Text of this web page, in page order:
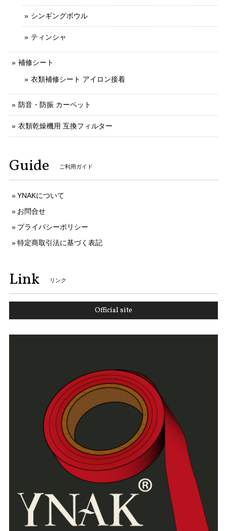
シンギングボウル
ティンシャ
補修シート
衣類補修シート アイロン接着
防音・防振 カーペット
衣類乾燥機用 互換フィルター
Guide ご利用ガイド
YNAKについて
お問合せ
プライバシーポリシー
特定商取引法に基づく表記
Link リンク
Official site